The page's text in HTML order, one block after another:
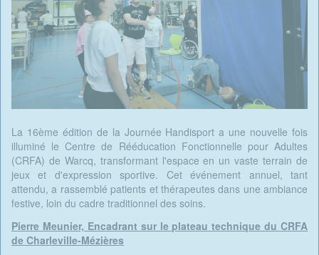
La 16ème édition de la Journée Handisport a une nouvelle fois
illuminé le Centre de Rééducation Fonctionnelle pour Adultes
(CRFA) de Warcq, transformant l'espace en un vaste terrain de
jeux et d'expression sportive. Cet événement annuel, tant
attendu, a rassemblé patients et thérapeutes dans une ambiance
festive, loin du cadre traditionnel des soins.
Pierre Meunier, Encadrant sur le plateau technique du CRFA
de Charleville-Mézières